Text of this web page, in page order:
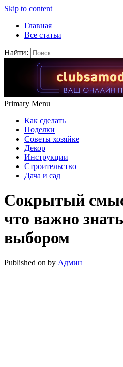
Skip to content
Главная
Все статьи
Найти:
Primary Menu
Как сделать
Поделки
Советы хозяйке
Декор
Инструкции
Строительство
Дача и сад
Сокрытый
что важно
выбором
Published on by Админ